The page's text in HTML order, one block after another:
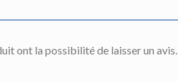
ont la possibilité de laisser un avis.